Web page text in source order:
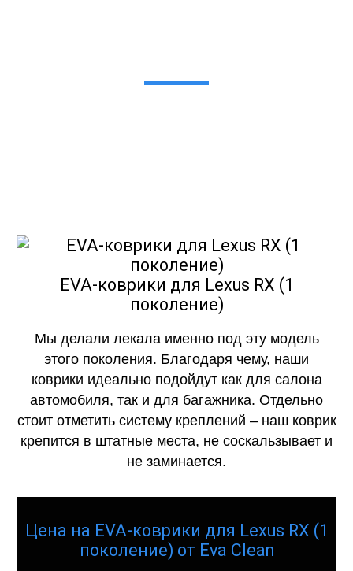
EVA-коврики для Lexus RX (1
поколение)
Мы делали лекала именно под эту модель
этого поколения. Благодаря чему, наши
коврики идеально подойдут как для салона
автомобиля, так и для багажника. Отдельно
стоит отметить систему креплений – наш коврик
крепится в штатные места, не соскальзывает и
не заминается.
Цена на EVA-коврики для Lexus RX (1
поколение) от Eva Clean